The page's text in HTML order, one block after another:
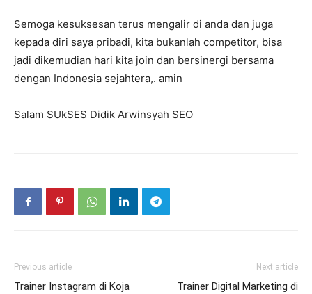
Semoga kesuksesan terus mengalir di anda dan juga
kepada diri saya pribadi, kita bukanlah competitor, bisa
jadi dikemudian hari kita join dan bersinergi bersama
dengan Indonesia sejahtera,. amin
Salam SUkSES Didik Arwinsyah SEO
Previous article
Trainer Instagram di Koja
Next article
Trainer Digital Marketing di